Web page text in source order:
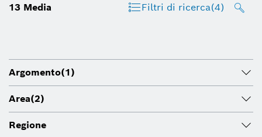
13 Media Filtri di ricerca(4)
Argomento(1)
Area(2)
Regione